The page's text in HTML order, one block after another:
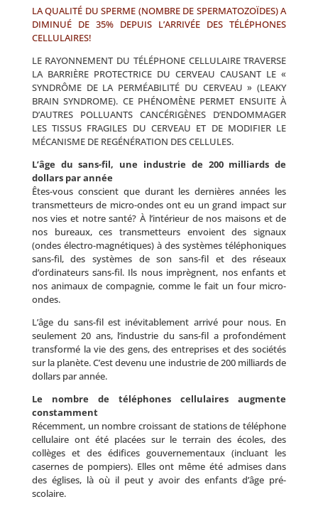
LA QUALITÉ DU SPERME (NOMBRE DE SPERMATOZOÏDES) A
DIMINUÉ DE 35% DEPUIS L’ARRIVÉE DES TÉLÉPHONES
CELLULAIRES!
LE RAYONNEMENT DU TÉLÉPHONE CELLULAIRE TRAVERSE
LA BARRIÈRE PROTECTRICE DU CERVEAU CAUSANT LE «
SYNDRÔME DE LA PERMÉABILITÉ DU CERVEAU » (LEAKY
BRAIN SYNDROME). CE PHÉNOMÈNE PERMET ENSUITE À
D’AUTRES POLLUANTS CANCÉRIGÈNES D’ENDOMMAGER
LES TISSUS FRAGILES DU CERVEAU ET DE MODIFIER LE
MÉCANISME DE REGÉNÉRATION DES CELLULES.
L’âge du sans-fil, une industrie de 200 milliards de
dollars par année
Êtes-vous conscient que durant les dernières années les
transmetteurs de micro-ondes ont eu un grand impact sur
nos vies et notre santé? À l’intérieur de nos maisons et de
nos bureaux, ces transmetteurs envoient des signaux
(ondes électro-magnétiques) à des systèmes téléphoniques
sans-fil, des systèmes de son sans-fil et des réseaux
d’ordinateurs sans-fil. Ils nous imprègnent, nos enfants et
nos animaux de compagnie, comme le fait un four micro-
ondes.
L’âge du sans-fil est inévitablement arrivé pour nous. En
seulement 20 ans, l’industrie du sans-fil a profondément
transformé la vie des gens, des entreprises et des sociétés
sur la planète. C’est devenu une industrie de 200 milliards de
dollars par année.
Le nombre de téléphones cellulaires augmente
constamment
Récemment, un nombre croissant de stations de téléphone
cellulaire ont été placées sur le terrain des écoles, des
collèges et des édifices gouvernementaux (incluant les
casernes de pompiers). Elles ont même été admises dans
des églises, là où il peut y avoir des enfants d’âge pré-
scolaire.